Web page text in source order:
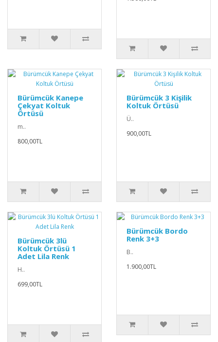
Bürümcük Kanepe
Çekyat Koltuk
Örtüsü
m..
800,00TL
Bürümcük 3 Kişilik
Koltuk Örtüsü
Ü..
900,00TL
Bürümcük 3lü
Koltuk Örtüsü 1
Adet Lila Renk
H..
699,00TL
Bürümcük Bordo
Renk 3+3
B..
1.900,00TL